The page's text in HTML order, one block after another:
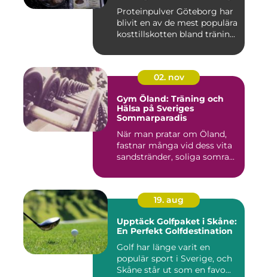
Proteinpulver Göteborg har
blivit en av de mest populära
kosttillskotten bland tränin...
02. nov
Gym Öland: Träning och
Hälsa på Sveriges
Sommarparadis
När man pratar om Öland,
fastnar många vid dess vita
sandstränder, soliga somra...
19. aug
Upptäck Golfpaket i Skåne:
En Perfekt Golfdestination
Golf har länge varit en
populär sport i Sverige, och
Skåne står ut som en favo...